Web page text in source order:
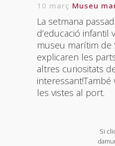
10 març Museu
La setmana
d’educació infantil
museu marítim de
explicaren les
altres curiositats
interessant!També
les vistes al port.
Si